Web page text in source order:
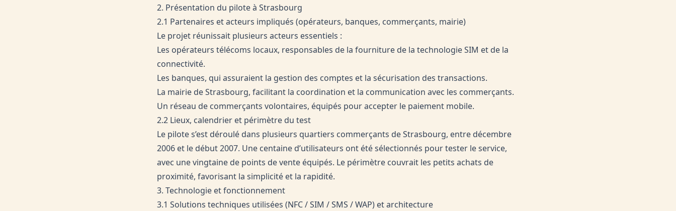
2. Présentation du pilote à Strasbourg
2.1 Partenaires et acteurs impliqués (opérateurs, banques, commerçants, mairie)
Le projet réunissait plusieurs acteurs essentiels :
Les opérateurs télécoms locaux, responsables de la fourniture de la technologie SIM et de la
connectivité.
Les banques, qui assuraient la gestion des comptes et la sécurisation des transactions.
La mairie de Strasbourg, facilitant la coordination et la communication avec les commerçants.
Un réseau de commerçants volontaires, équipés pour accepter le paiement mobile.
2.2 Lieux, calendrier et périmètre du test
Le pilote s’est déroulé dans plusieurs quartiers commerçants de Strasbourg, entre décembre
2006 et le début 2007. Une centaine d’utilisateurs ont été sélectionnés pour tester le service,
avec une vingtaine de points de vente équipés. Le périmètre couvrait les petits achats de
proximité, favorisant la simplicité et la rapidité.
3. Technologie et fonctionnement
3.1 Solutions techniques utilisées (NFC / SIM / SMS / WAP) et architecture